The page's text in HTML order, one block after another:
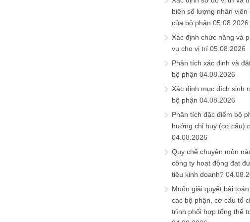
biên số lượng nhân
của bộ phận 05.08.2026
Xác định chức năng và
vụ cho vị trí 05.08.2026
Phân tích xác định và
bộ phận 04.08.2026
Xác định mục đích sinh
bộ phận 04.08.2026
Phân tích đặc điểm bộ
hướng chỉ huy (cơ cấu)
04.08.2026
Quy chế chuyên môn
công ty hoạt động đạt
tiêu kinh doanh?
Muốn giải quyết bài
các bộ phận, cơ cấu tổ
trình phối hợp tổng thể